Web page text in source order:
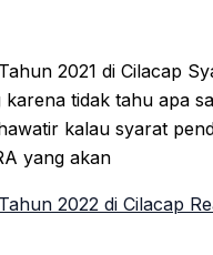
2021 di Cilacap
tidak tahu apa
kalau syarat
yang akan
2022 di Cilacap